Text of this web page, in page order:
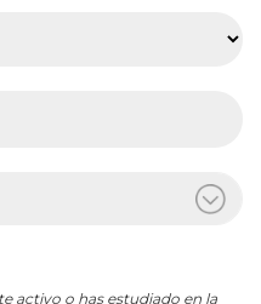
activo o has estudiado en la